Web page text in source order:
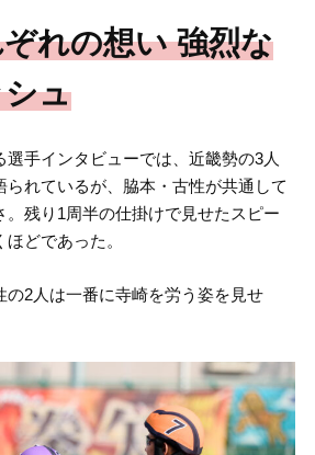
れの想い 強烈な
ュ
選手インタビューでは、近畿勢の3人
られているが、脇本・古性が共通して
。残り1周半の仕掛けで見せたスピー
どであった。
の2人は一番に寺崎を労う姿を見せ